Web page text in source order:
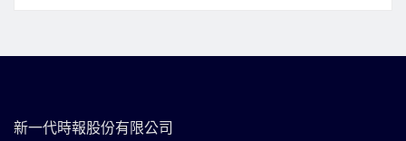
新一代時報股份有限公司